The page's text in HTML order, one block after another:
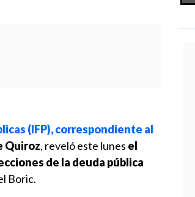
(IFP), correspondiente al
Quiroz, reveló este lunes el
de la deuda pública
Boric.